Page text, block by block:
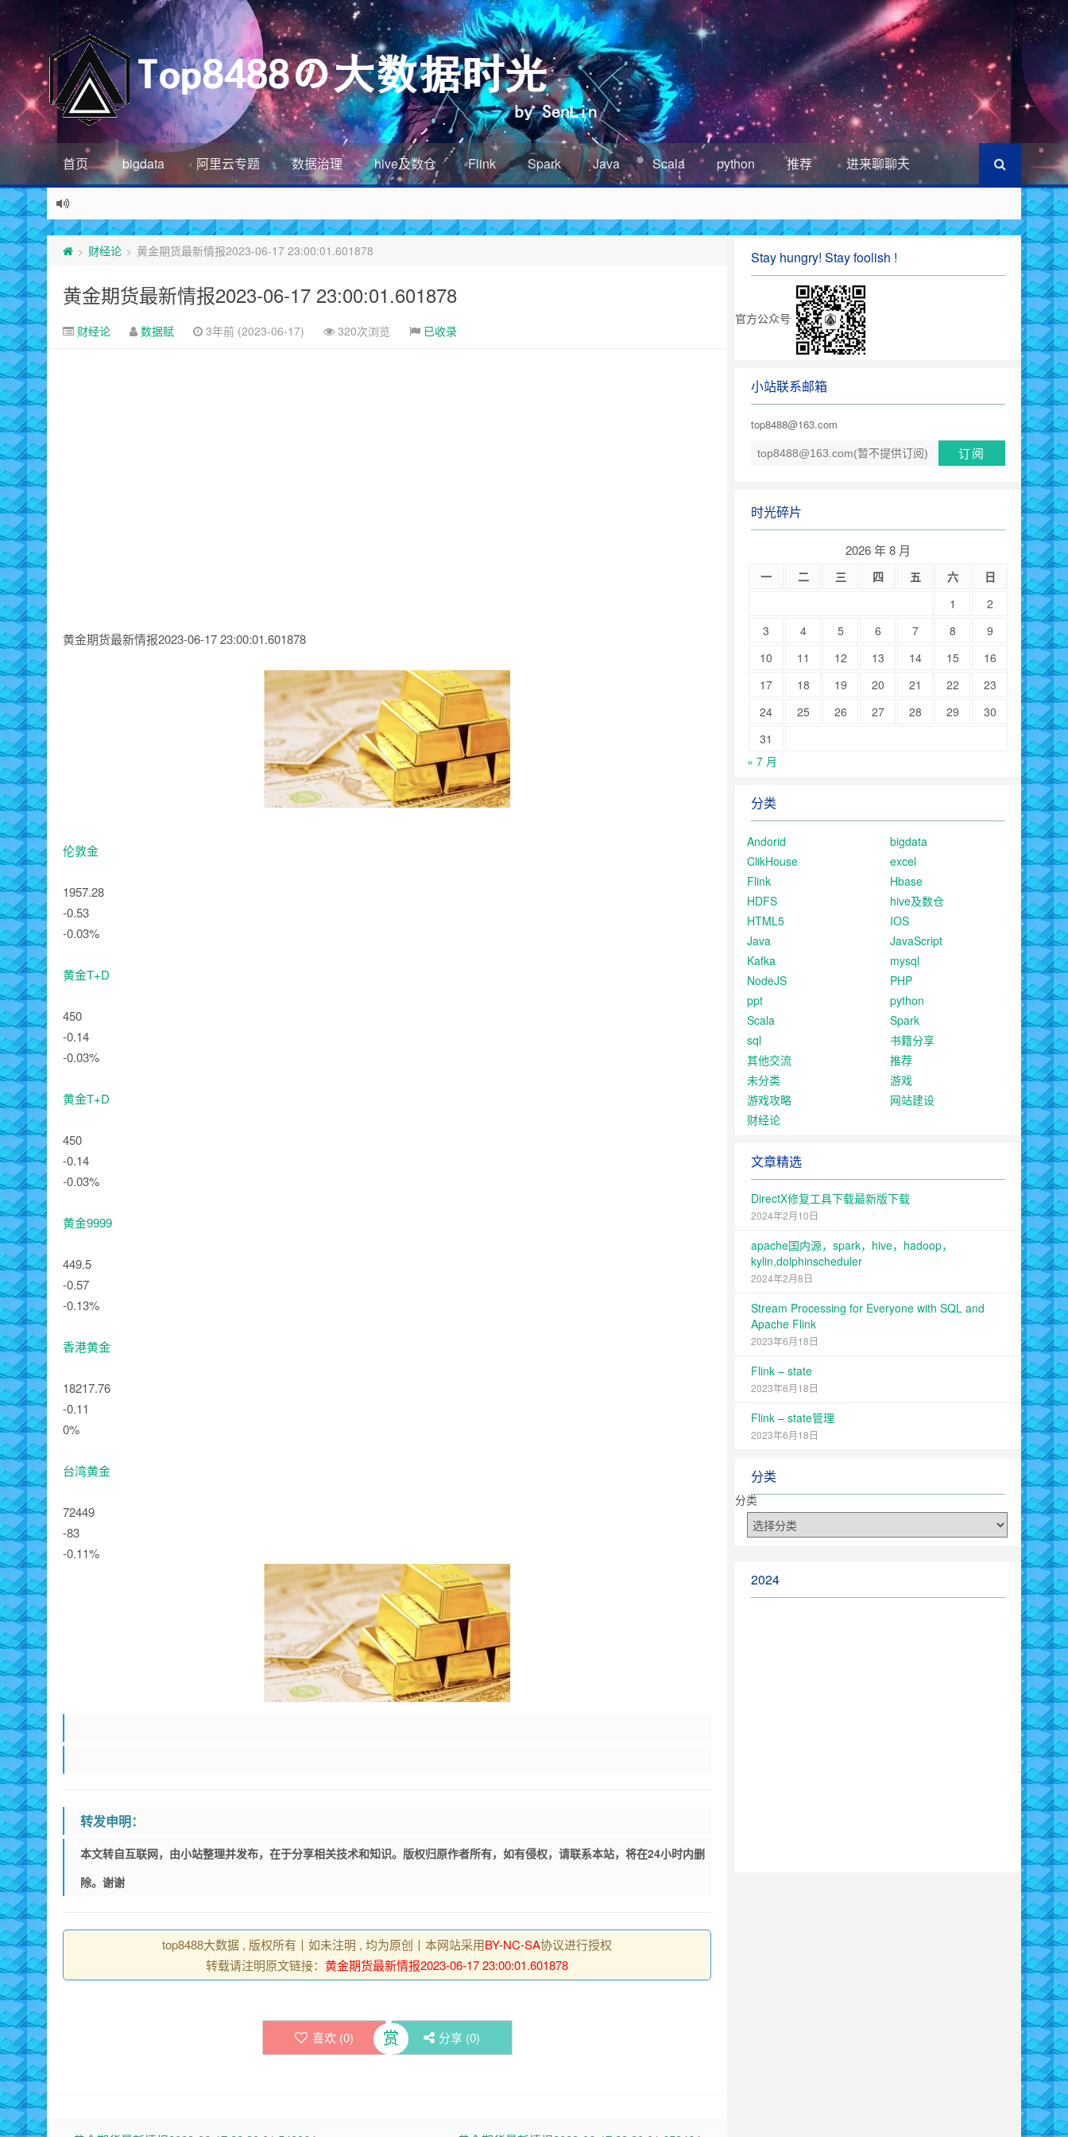
首页 bigdata 阿里云专题 数据治理 hive及数仓 Flink Spark Java Scala python 推荐 进来聊聊天
> 财经论 > 黄金期货最新情报2023-06-17 23:00:01.601878
黄金期货最新情报2023-06-17 23:00:01.601878
财经论 数据赋 3年前 (2023-06-17) 320次浏览 已收录
黄金期货最新情报2023-06-17 23:00:01.601878
伦敦金
1957.28
-0.53
-0.03%
黄金T+D
450
-0.14
-0.03%
黄金T+D
450
-0.14
-0.03%
黄金9999
449.5
-0.57
-0.13%
香港黄金
18217.76
-0.11
0%
台湾黄金
72449
-83
-0.11%
转发申明：
本文转自互联网，由小站整理并发布，在于分享相关技术和知识。版权归原作者所有，如有侵权，请联系本站，将在24小时内删
除。谢谢
top8488大数据 , 版权所有丨如未注明 , 均为原创丨本网站采用BY-NC-SA协议进行授权
转载请注明原文链接： 黄金期货最新情报2023-06-17 23:00:01.601878
喜欢 (0) 赏 分享 (0)
Stay hungry! Stay foolish !
官方公众号
小站联系邮箱
top8488@163.com
时光碎片
2026 年 8 月
一 二 三 四 五 六
日
1
2
3
4 5 6 7 8
9
10
11 12 13 14 15
16
17
18 19 20 21 22
23
24
25 26 27 28 29
30
31
« 7 月
分类
Andorid
bigdata
ClikHouse
excel
Flink
Hbase
HDFS
hive及数仓
HTML5
IOS
Java
JavaScript
Kafka
mysql
NodeJS
PHP
ppt
python
Scala
Spark
sql
书籍分享
其他交流
推荐
未分类
游戏
游戏攻略
网站建设
财经论
文章精选
DirectX修复工具下载最新版下载
2024年2月10日
apache国内源，spark，hive，hadoop，
kylin,dolphinscheduler
2024年2月8日
Stream Processing for Everyone with SQL and
Apache Flink
2023年6月18日
Flink – state
2023年6月18日
Flink – state管理
2023年6月18日
分类
分类
2024